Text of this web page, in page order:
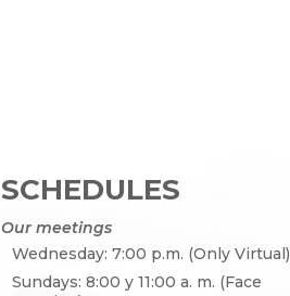
SCHEDULES
Our meetings
Wednesday: 7:00 p.m. (Only Virtual)
Sundays: 8:00 y 11:00 a. m. (Face